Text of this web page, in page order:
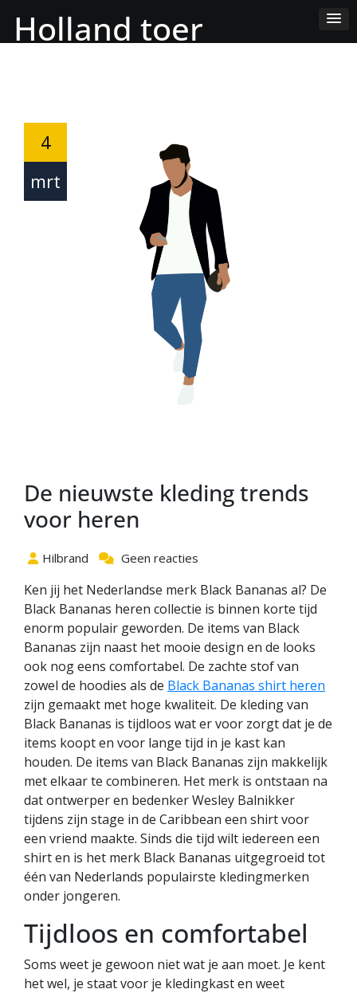
Content
Holland toer
4
mrt
De nieuwste kleding trends
voor heren
Hilbrand Geen reacties
Ken jij het Nederlandse merk Black Bananas al? De
Black Bananas heren collectie is binnen korte tijd
enorm populair geworden. De items van Black
Bananas zijn naast het mooie design en de looks
ook nog eens comfortabel. De zachte stof van
zowel de hoodies als de Black Bananas shirt heren
zijn gemaakt met hoge kwaliteit. De kleding van
Black Bananas is tijdloos wat er voor zorgt dat je de
items koopt en voor lange tijd in je kast kan
houden. De items van Black Bananas zijn makkelijk
met elkaar te combineren. Het merk is ontstaan na
dat ontwerper en bedenker Wesley Balnikker
tijdens zijn stage in de Caribbean een shirt voor
een vriend maakte. Sinds die tijd wilt iedereen een
shirt en is het merk Black Bananas uitgegroeid tot
één van Nederlands populairste kledingmerken
onder jongeren.
Tijdloos en comfortabel
Soms weet je gewoon niet wat je aan moet. Je kent
het wel, je staat voor je kledingkast en weet